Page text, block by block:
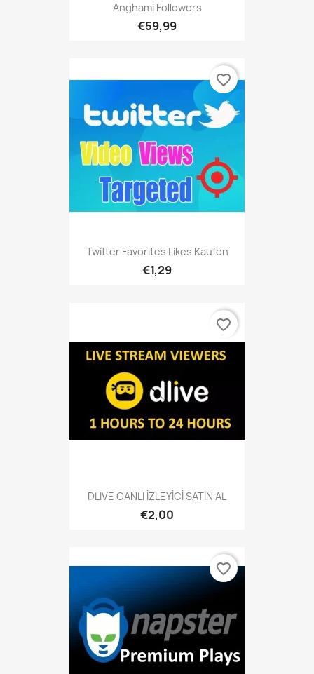
Anghami Followers
€59,99
Twitter Favorites Likes Kaufen
€1,29
favorite_border
DLIVE CANLI İZLEYİCİ SATIN AL
€2,00
favorite_border
favorite_border